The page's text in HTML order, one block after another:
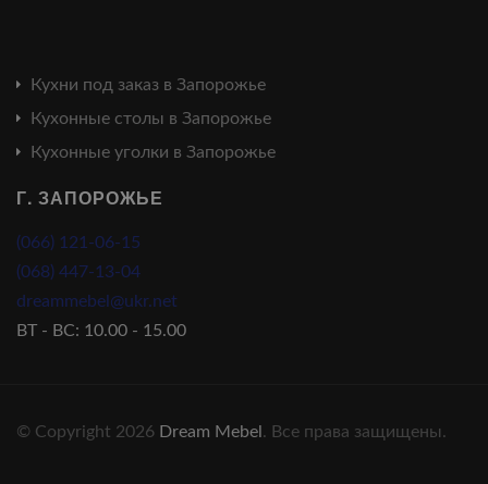
Кухни под заказ в Запорожье
Кухонные столы в Запорожье
Кухонные уголки в Запорожье
Г. ЗАПОРОЖЬЕ
(066) 121-06-15
(068) 447-13-04
dreammebel@ukr.net
ВТ - ВС: 10.00 - 15.00
© Copyright 2026 Dream Mebel . Все права защищены.